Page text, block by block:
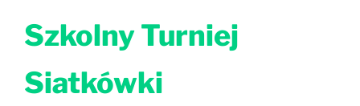
Szkolny Turniej
Siatkówki